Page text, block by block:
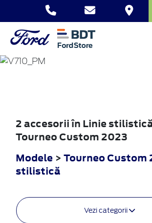
TOURNEO
CUSTOM
2 accesorii în Linie
Tourneo Custom 2023
Modele > Tourneo Custom
stilistică
Vezi categorii